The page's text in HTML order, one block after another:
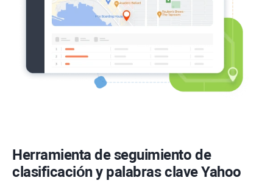
Herramienta de seguimiento de
clasificación y palabras claveYahoo